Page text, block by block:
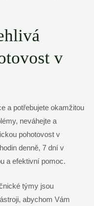
v
a potřebujete okamžitou
neváhejte a
pohotovost v
denně, 7 dní v
a efektivní pomoc.
týmy jsou
abychom Vám